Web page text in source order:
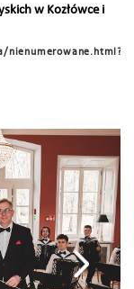
w Kozłówce i
nienumerowane.html?